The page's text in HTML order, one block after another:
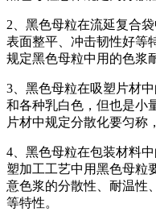
2、黑色母粒在流延复合
表面整平、冲击韧性好等
规定黑色母粒中用的色浆
3、黑色母粒在吸塑片材
和各种乳白色，但也是小
片材中规定分散化要匀称
4、黑色母粒在包装材料
塑加工工艺中用黑色母粒
意色浆的分散性、耐温性
等特性。